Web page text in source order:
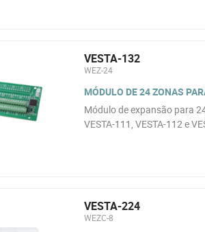
VESTA-132
WEZ-24
MÓDULO DE 24 ZONAS
Módulo de expansão para
VESTA-111, VESTA-112 e
VESTA-224
WEZC-8